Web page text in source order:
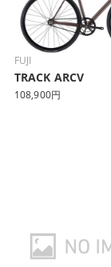
FUJI
TRACK ARCV
108,900円